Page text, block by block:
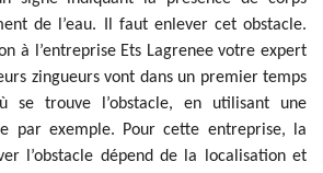
de l’eau. Il faut enlever cet obstacle.
à l’entreprise Ets Lagrenee votre expert
zingueurs vont dans un premier temps
se trouve l’obstacle, en utilisant une
par exemple. Pour cette entreprise, la
l’obstacle dépend de la localisation et